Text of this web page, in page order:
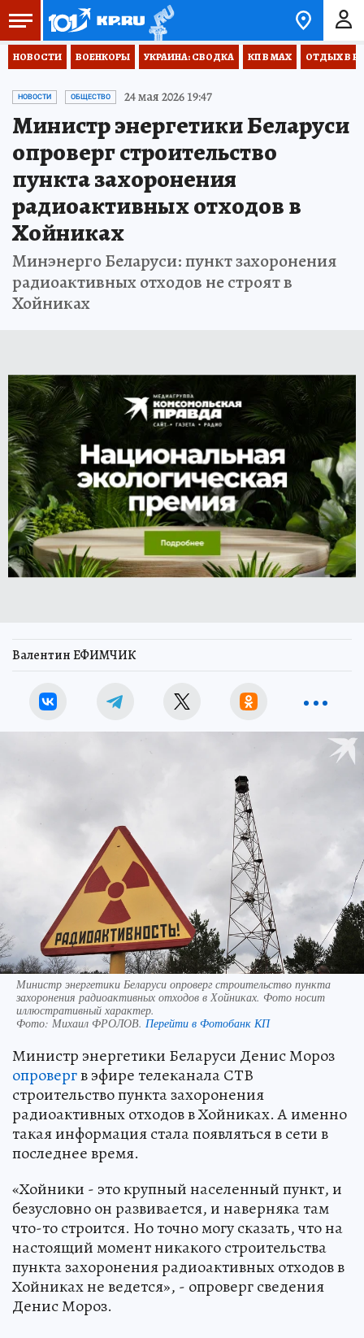
НОВОСТИ ВОЕНКОРЫ УКРАИНА: СВОДКА КП В МАХ ОТДЫХ В
НОВОСТИ ОБЩЕСТВО 24 мая 2026 19:47
Министр энергетики Беларуси
опроверг строительство
пункта захоронения
радиоактивных отходов в
Хойниках
Минэнерго Беларуси: пункт захоронения
радиоактивных отходов не строят в
Хойниках
Валентин ЕФИМЧИК
Министр энергетики Беларуси опроверг строительство пункта
захоронения радиоактивных отходов в Хойниках. Фото носит
иллюстративный характер.
Фото: Михаил ФРОЛОВ. Перейти в Фотобанк КП
Министр энергетики Беларуси Денис Мороз
опровергв эфире телеканала СТВ
строительство пункта захоронения
радиоактивных отходов в Хойниках. А именно
такая информация стала появляться в сети в
последнее время.
«Хойники - это крупный населенный пункт, и
безусловно он развивается, и наверняка там
что-то строится. Но точно могу сказать, что на
настоящий момент никакого строительства
пункта захоронения радиоактивных отходов в
Хойниках не ведется», - опроверг сведения
Денис Мороз.